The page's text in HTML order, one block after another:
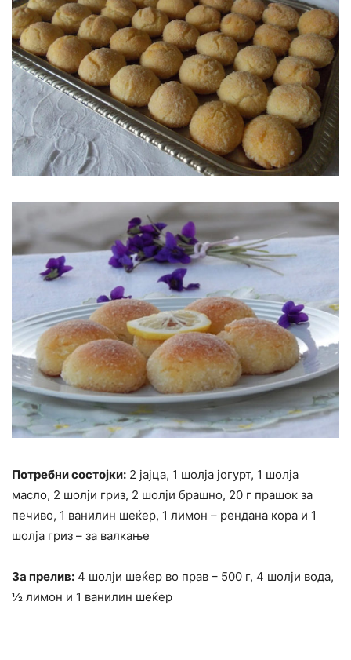
Потребни состојки: 2 јајца, 1 шолја јогурт, 1 шолја
масло, 2 шолји гриз, 2 шолји брашно, 20 г прашок за
печиво, 1 ванилин шеќер, 1 лимон – рендана кора и 1
шолја гриз – за валкање
За прелив: 4 шолји шеќер во прав – 500 г, 4 шолји вода,
½ лимон и 1 ванилин шеќер